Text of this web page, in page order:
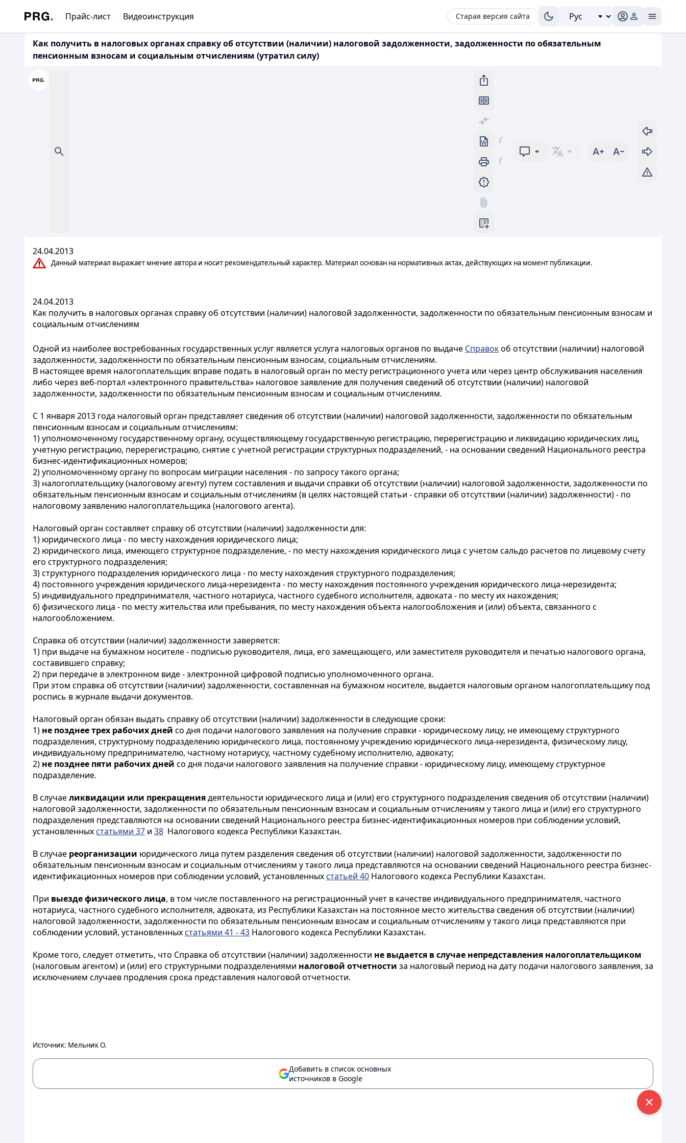
Прайс-лист Видеоинструкция Старая версия сайта
Как получить в налоговых органах справку об отсутствии (наличии) налоговой задолженности, задолженности по обязательным
пенсионным взносам и социальным отчислениям (утратил силу)
24.04.2013
Данный материал выражает мнение автора и носит рекомендательный характер. Материал основан на нормативных актах, действующих на момент публикации.
24.04.2013
Как получить в налоговых органах справку об отсутствии (наличии) налоговой задолженности, задолженности по обязательным пенсионным взносам и
социальным отчислениям
Одной из наиболее востребованных государственных услуг является услуга налоговых органов по выдаче Справокоб отсутствии (наличии) налоговой
задолженности, задолженности по обязательным пенсионным взносам, социальным отчислениям.
В настоящее время налогоплательщик вправе подать в налоговый орган по месту регистрационного учета или через центр обслуживания населения
либо через веб-портал «электронного правительства» налоговое заявление для получения сведений об отсутствии (наличии) налоговой
задолженности, задолженности по обязательным пенсионным взносам и социальным отчислениям.
С 1 января 2013 года налоговый орган представляет сведения об отсутствии (наличии) налоговой задолженности, задолженности по обязательным
пенсионным взносам и социальным отчислениям:
1) уполномоченному государственному органу, осуществляющему государственную регистрацию, перерегистрацию и ликвидацию юридических лиц,
учетную регистрацию, перерегистрацию, снятие с учетной регистрации структурных подразделений, - на основании сведений Национального реестра
бизнес-идентификационных номеров;
2) уполномоченному органу по вопросам миграции населения - по запросу такого органа;
3) налогоплательщику (налоговому агенту) путем составления и выдачи справки об отсутствии (наличии) налоговой задолженности, задолженности по
обязательным пенсионным взносам и социальным отчислениям (в целях настоящей статьи - справки об отсутствии (наличии) задолженности) - по
налоговому заявлению налогоплательщика (налогового агента).
Налоговый орган составляет справку об отсутствии (наличии) задолженности для:
1) юридического лица - по месту нахождения юридического лица;
2) юридического лица, имеющего структурное подразделение, - по месту нахождения юридического лица с учетом сальдо расчетов по лицевому счету
его структурного подразделения;
3) структурного подразделения юридического лица - по месту нахождения структурного подразделения;
4) постоянного учреждения юридического лица-нерезидента - по месту нахождения постоянного учреждения юридического лица-нерезидента;
5) индивидуального предпринимателя, частного нотариуса, частного судебного исполнителя, адвоката - по месту их нахождения;
6) физического лица - по месту жительства или пребывания, по месту нахождения объекта налогообложения и (или) объекта, связанного с
налогообложением.
Справка об отсутствии (наличии) задолженности заверяется:
1) при выдаче на бумажном носителе - подписью руководителя, лица, его замещающего, или заместителя руководителя и печатью налогового органа,
составившего справку;
2) при передаче в электронном виде - электронной цифровой подписью уполномоченного органа.
При этом справка об отсутствии (наличии) задолженности, составленная на бумажном носителе, выдается налоговым органом налогоплательщику под
роспись в журнале выдачи документов.
Налоговый орган обязан выдать справку об отсутствии (наличии) задолженности в следующие сроки:
1) не позднее трех рабочих дней со дня подачи налогового заявления на получение справки - юридическому лицу, не имеющему структурного
подразделения, структурному подразделению юридического лица, постоянному учреждению юридического лица-нерезидента, физическому лицу,
индивидуальному предпринимателю, частному нотариусу, частному судебному исполнителю, адвокату;
2) не позднее пяти рабочих дней со дня подачи налогового заявления на получение справки - юридическому лицу, имеющему структурное
подразделение.
В случаеликвидации или прекращениядеятельности юридического лица и (или) его структурного подразделения сведения об отсутствии (наличии)
налоговой задолженности, задолженности по обязательным пенсионным взносам и социальным отчислениям у такого лица и (или) его структурного
подразделения представляются на основании сведений Национального реестра бизнес-идентификационных номеров при соблюдении условий,
установленных статьями 37 и 38 Налогового кодекса Республики Казахстан.
В случае реорганизации юридического лица путем разделения сведения об отсутствии (наличии) налоговой задолженности, задолженности по
обязательным пенсионным взносам и социальным отчислениям у такого лица представляются на основании сведений Национального реестра бизнес-
идентификационных номеров при соблюдении условий, установленных статьей 40 Налогового кодекса Республики Казахстан.
При выезде физического лица, в том числе поставленного на регистрационный учет в качестве индивидуального предпринимателя, частного
нотариуса, частного судебного исполнителя, адвоката, из Республики Казахстан на постоянное место жительства сведения об отсутствии (наличии)
налоговой задолженности, задолженности по обязательным пенсионным взносам и социальным отчислениям у такого лица представляются при
соблюдении условий, установленных статьями 41 - 43 Налогового кодекса Республики Казахстан.
Кроме того, следует отметить, что Справка об отсутствии (наличии) задолженности не выдается в случае непредставления налогоплательщиком
(налоговым агентом) и (или) его структурными подразделениями налоговой отчетности за налоговый период на дату подачи налогового заявления, за
исключением случаев продления срока представления налоговой отчетности.
Источник: Мельник О.
Добавить в список основных
источников в Google